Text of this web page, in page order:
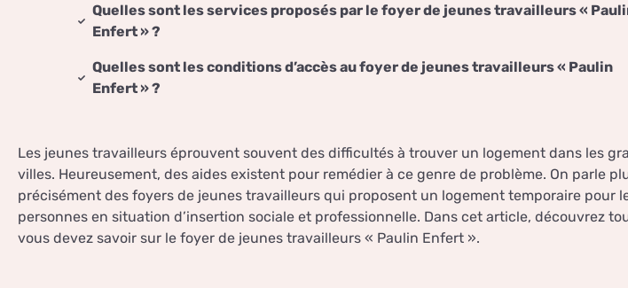
Quelles sont les services proposés par le foyer de jeunes travailleurs «
Enfert » ?
Quelles sont les conditions d’accès au foyer de jeunes travailleurs « Paulin
Enfert » ?
Les jeunes travailleurs éprouvent souvent des difficultés à trouver un logement dans les
villes. Heureusement, des aides existent pour remédier à ce genre de problème. On parle
précisément des foyers de jeunes travailleurs qui proposent un logement temporaire pour
personnes en situation d’insertion sociale et professionnelle. Dans cet article, découvrez
vous devez savoir sur le foyer de jeunes travailleurs « Paulin Enfert ».